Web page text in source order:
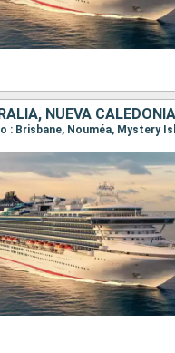
NUEVA
: Brisbane, Nouméa, Mystery